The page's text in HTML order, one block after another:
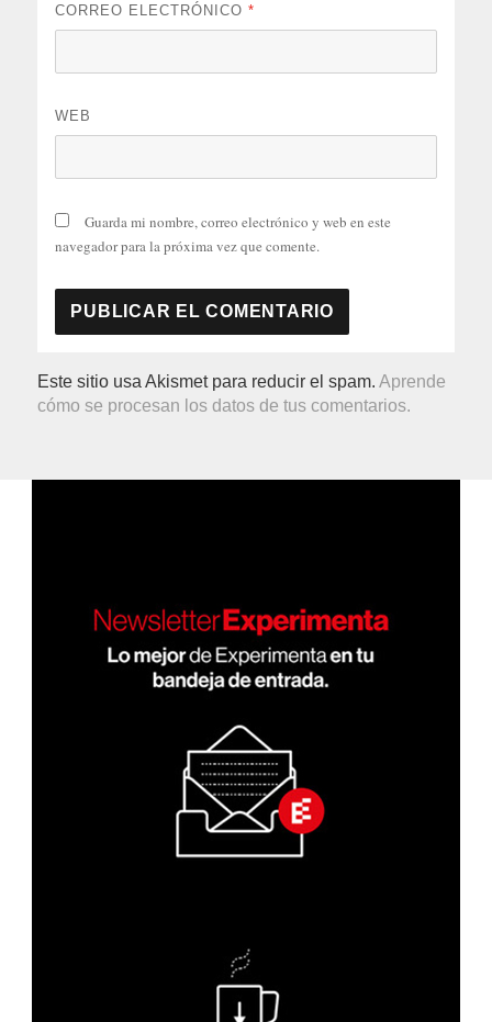
CORREO ELECTRÓNICO*
WEB
Guarda mi nombre, correo electrónico y web en este
navegador para la próxima vez que comente.
Este sitio usa Akismet para reducir el spam.Aprende
cómo se procesan los datos de tus comentarios.